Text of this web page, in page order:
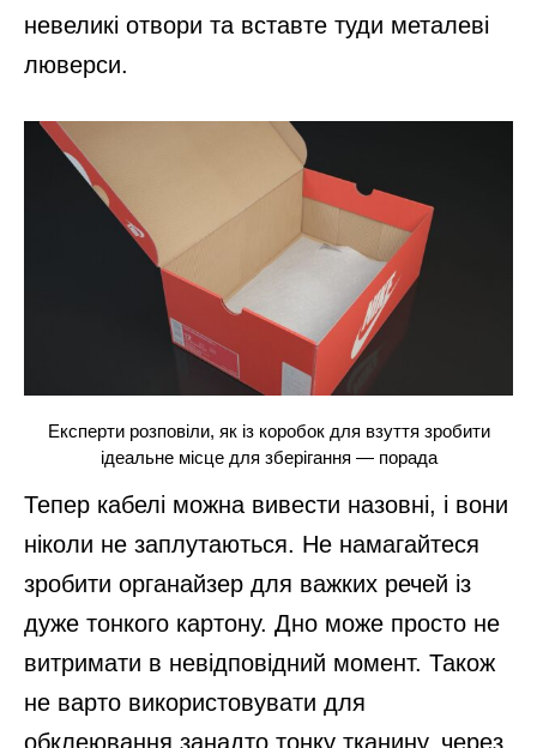
невеликі отвори та вставте туди металеві
люверси.
Експерти розповіли, як із коробок для взуття зробити
ідеальне місце для зберігання — порада
Тепер кабелі можна вивести назовні, і вони
ніколи не заплутаються. Не намагайтеся
зробити органайзер для важких речей із
дуже тонкого картону. Дно може просто не
витримати в невідповідний момент. Також
не варто використовувати для
обклеювання занадто тонку тканину, через